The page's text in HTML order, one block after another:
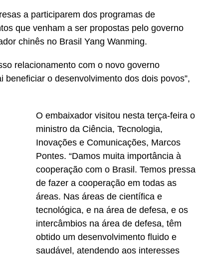
a participarem dos programas de
que venham a ser propostas pelo governo
chinês no Brasil Yang Wanming.
relacionamento com o novo governo
o desenvolvimento dos dois povos”,
O embaixador visitou nesta terça-feira o
ministro da Ciência, Tecnologia,
Inovações e Comunicações, Marcos
Pontes. “Damos muita importância à
cooperação com o Brasil. Temos pressa
de fazer a cooperação em todas as
áreas. Nas áreas de científica e
tecnológica, e na área de defesa, e os
intercâmbios na área de defesa, têm
obtido um desenvolvimento fluido e
saudável, atendendo aos interesses